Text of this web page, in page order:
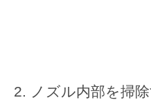
ノズル内部を掃